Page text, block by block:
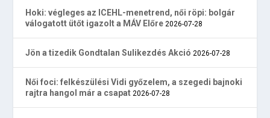
Hoki: végleges az ICEHL-menetrend, női röpi: bolgár
válogatott ütőt igazolt a MÁV Előre 2026-07-28
Jön a tizedik Gondtalan Sulikezdés Akció 2026-07-28
Női foci: felkészülési Vidi győzelem, a szegedi bajnoki
rajtra hangol már a csapat 2026-07-28